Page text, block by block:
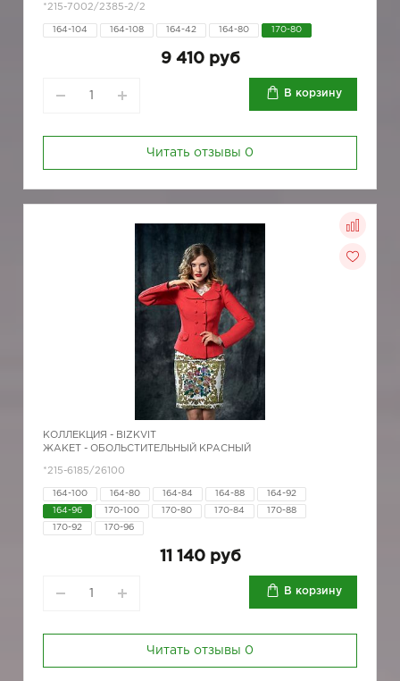
*215-7002/2385-2/2
164-104 164-108 164-42 164-80 170-80
9 410 руб
В корзину
Читать отзывы 0
КОЛЛЕКЦИЯ - BIZKVIT
ЖАКЕТ - ОБОЛЬСТИТЕЛЬНЫЙ КРАСНЫЙ
*215-6185/26100
164-100 164-80 164-84 164-88 164-92
164-96 170-100 170-80 170-84 170-88
170-92 170-96
11 140 руб
В корзину
Читать отзывы 0